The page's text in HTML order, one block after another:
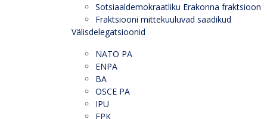
Sotsiaaldemokraatliku Erakonna fraktsioon
Fraktsiooni mittekuuluvad saadikud
Välisdelegatsioonid
NATO PA
ENPA
BA
OSCE PA
IPU
EPK